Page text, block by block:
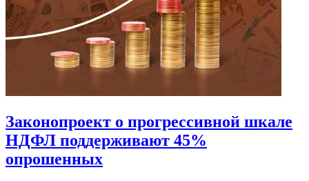
Законопроект о прогрессивной шкале
НДФЛ поддерживают 45%
опрошенных